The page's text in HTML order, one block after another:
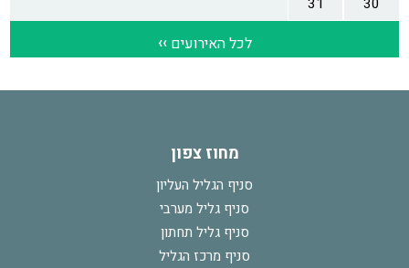
מחוז צפון
סניף הגליל העליון
סניף גליל מערבי
סניף גליל תחתון
סניף מרכז הגליל